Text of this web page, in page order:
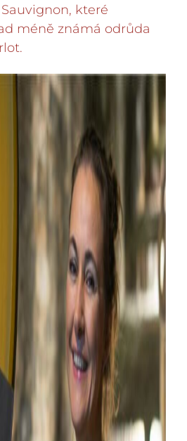
které
méně známá odrůda